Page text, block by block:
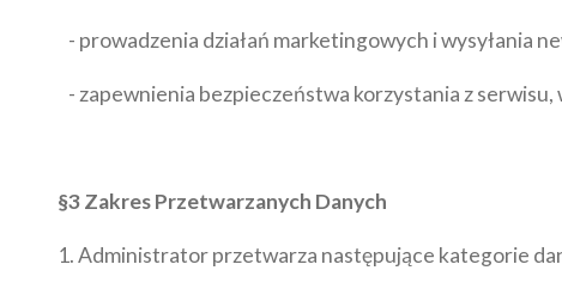
- prowadzenia działań marketingowych i wysyłania
- zapewnienia bezpieczeństwa korzystania z
§3 Zakres Przetwarzanych Danych
1. Administrator przetwarza następujące kategorie